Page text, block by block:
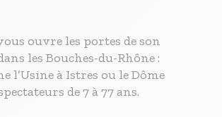
ouvre les portes de son
les Bouches-du-Rhône :
l’Usine à Istres ou le Dôme
de 7 à 77 ans.